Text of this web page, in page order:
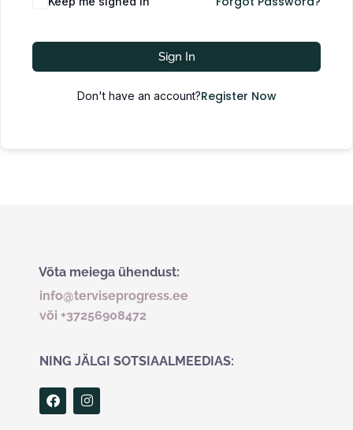
Sign In
Don't have an account?Register Now
Võta meiega ühendust:
info@terviseprogress.ee
või +37256908472
NING JÄLGI SOTSIAALMEEDIAS:
F
a
c
I
n
s